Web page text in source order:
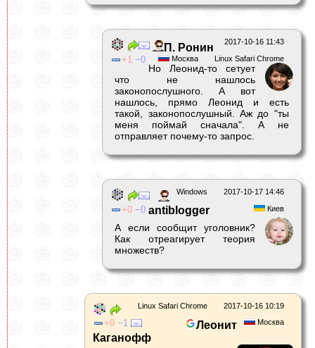
2017-10-16 11:43
Linux Safari Chrome
Москва
1 0
П. Ронин
Но Леонид-то сетует
что не нашлось
законопослушного. А вот
нашлось, прямо Леонид и есть
такой, законопослушный. Аж до "ты
меня поймай сначала". А не
отправляет почему-то запрос.
2017-10-17 14:46
Windows
Киев
0 0 antiblogger
А если сообщит уголовник?
Как отреагирует теория
множеств?
2017-10-16 10:19
Linux Safari Chrome
Москва
0 1
Леонит
Каганофф